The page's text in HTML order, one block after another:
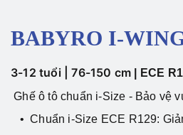
BABYRO I-
3-12 tuổi | 76-150 cm
ECE
Ghế ô tô chuẩn i-Size - Bảo vệ
• Chuẩn i-Size ECE R129: